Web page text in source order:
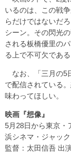
いるのは、この戦
らだけではないだ
シーン。その閃光
される板橋優里の
る上で不可欠であ
なお、「三月の5
で配信されている
味わってほしい。
映画『想像』
5月28日から東京・
浜シネマ・ジャッ
監督：太田信吾 出